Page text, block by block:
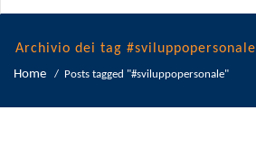
Archivio dei tag #sviluppopersonale
Home / Posts tagged "#sviluppopersonale"